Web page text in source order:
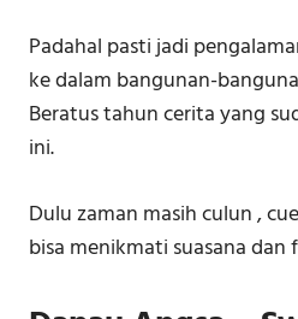
Padahal pasti jadi
ke dalam bangunan-
Beratus tahun cerita yang
ini.
Dulu zaman masih culun ,
bisa menikmati suasana